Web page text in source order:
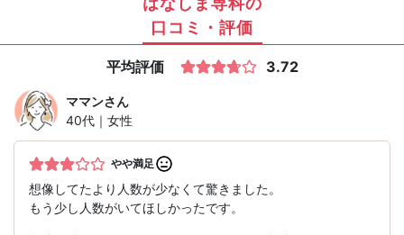
口コミ・評価
平均評価 3.72
ママンさん
40代｜女性
やや満足
想像してたより人数が少なくて驚きました。
もう少し人数がいてほしかったです。